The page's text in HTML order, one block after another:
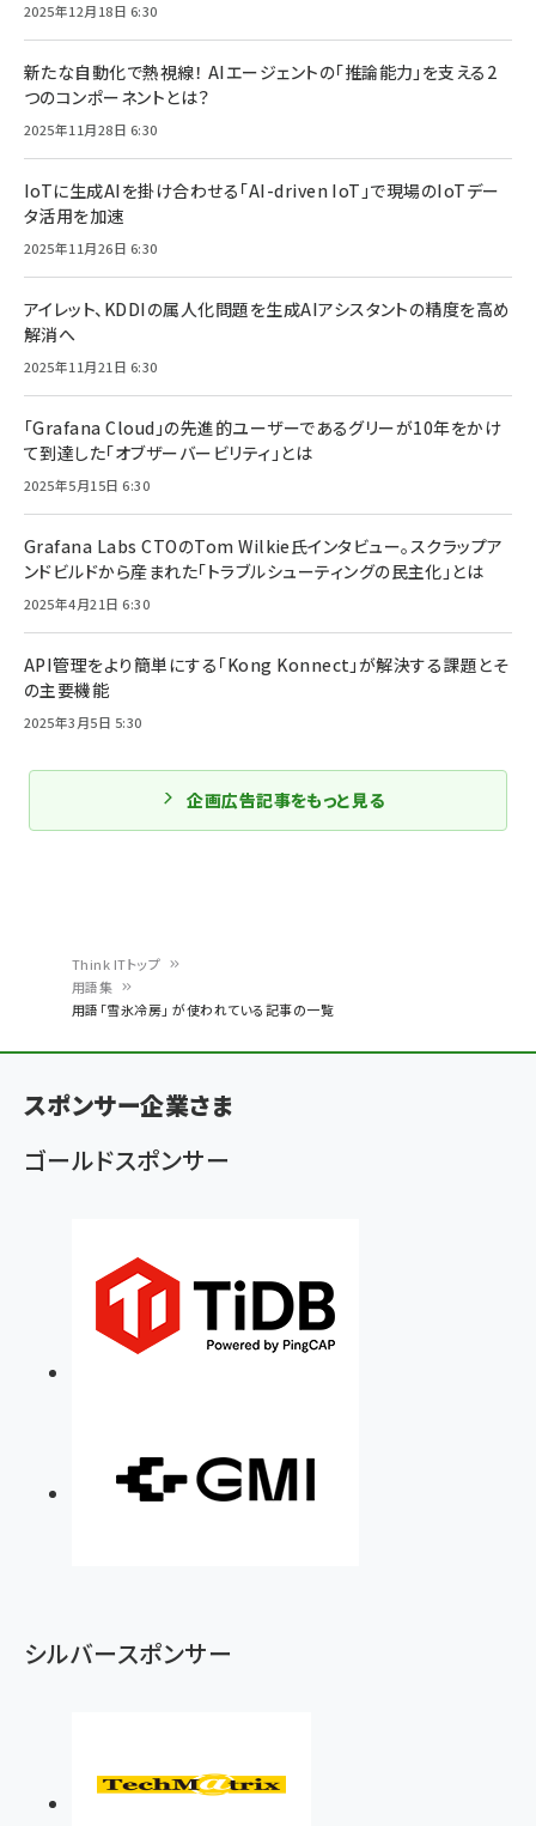
ン
く
ず
Think ITトップ
用語集
用語「雪氷冷房」 が使われている記事の一覧
2025年12月18日 6:30
新たな自動化で熱視線！ AIエージェントの「推論能力」を支える2
つのコンポーネントとは？
2025年11月28日 6:30
IoTに生成AIを掛け合わせる「AI-driven IoT」で現場のIoTデー
タ活用を加速
2025年11月26日 6:30
アイレット、KDDIの属人化問題を生成AIアシスタントの精度を高め
解消へ
2025年11月21日 6:30
「Grafana Cloud」の先進的ユーザーであるグリーが10年をかけ
て到達した「オブザーバービリティ」とは
2025年5月15日 6:30
Grafana Labs CTOのTom Wilkie氏インタビュー。スクラップア
ンドビルドから産まれた「トラブルシューティングの民主化」とは
2025年4月21日 6:30
API管理をより簡単にする「Kong Konnect」が解決する課題とそ
の主要機能
2025年3月5日 5:30
企画広告記事をもっと見る
スポンサー企業さま
ゴールドスポンサー
シルバースポンサー